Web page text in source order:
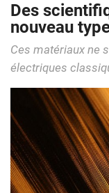
Des
nouveau
Ces matériaux ne
électriques